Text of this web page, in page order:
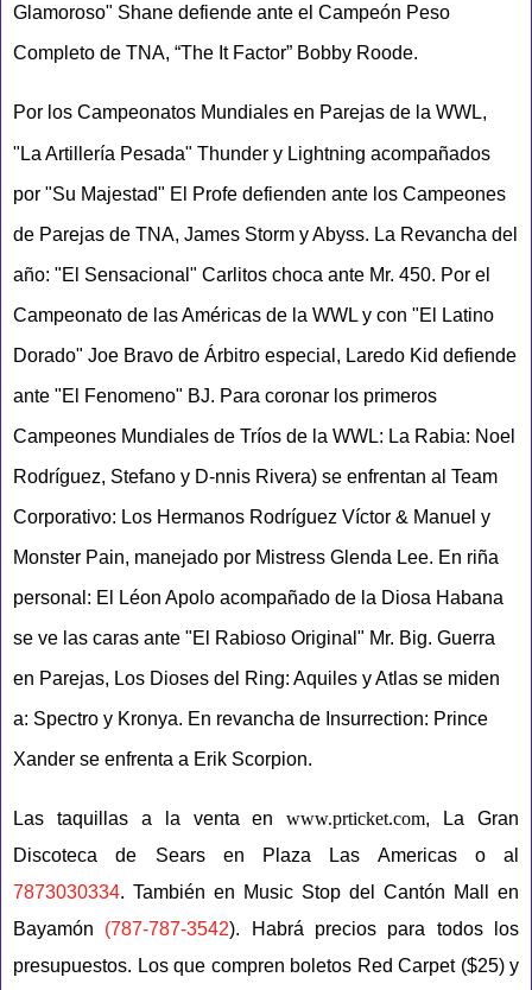
Glamoroso" Shane defiende ante el Campeón Peso
Completo de TNA, “The It Factor” Bobby Roode.
Por los Campeonatos Mundiales en Parejas de la WWL,
"La Artillería Pesada" Thunder y Lightning acompañados
por "Su Majestad" El Profe defienden ante los Campeones
de Parejas de TNA, James Storm y Abyss. La Revancha del
año: "El Sensacional" Carlitos choca ante Mr. 450. Por el
Campeonato de las Américas de la WWL y con "El Latino
Dorado" Joe Bravo de Árbitro especial, Laredo Kid defiende
ante "El Fenomeno" BJ. Para coronar los primeros
Campeones Mundiales de Tríos de la WWL: La Rabia: Noel
Rodríguez, Stefano y D-nnis Rivera) se enfrentan al Team
Corporativo: Los Hermanos Rodríguez Víctor & Manuel y
Monster Pain, manejado por Mistress Glenda Lee. En riña
personal: El Léon Apolo acompañado de la Diosa Habana
se ve las caras ante "El Rabioso Original" Mr. Big. Guerra
en Parejas, Los Dioses del Ring: Aquiles y Atlas se miden
a: Spectro y Kronya. En revancha de Insurrection: Prince
Xander se enfrenta a Erik Scorpion.
Las taquillas a la venta enwww.prticket.com, La Gran
Discoteca de Sears en Plaza Las Americas o al
7873030334. También en Music Stop del Cantón Mall en
Bayamón (787-787-3542). Habrá precios para todos los
presupuestos. Los que compren boletos Red Carpet ($25) y